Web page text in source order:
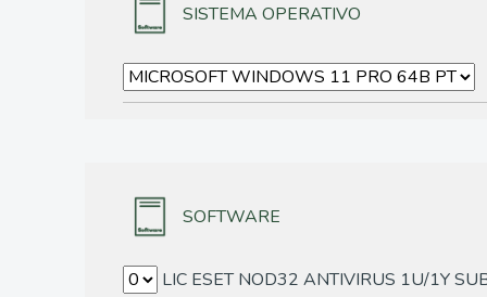
SISTEMA OPERATIVO
SOFTWARE
LIC ESET NOD32 ANTIVIRUS 1U/1Y